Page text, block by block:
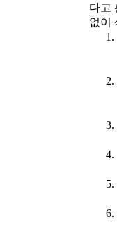
다고
없이